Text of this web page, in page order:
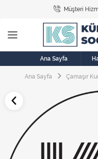
Müşteri
Ana Sayfa
Ana Sayfa Çamaşır